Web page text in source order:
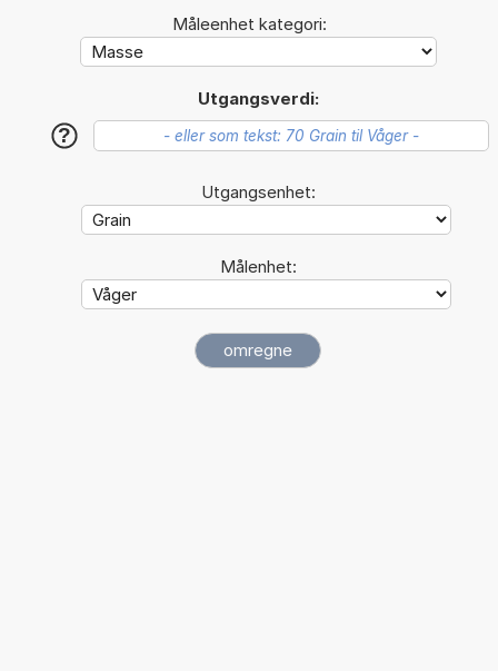
Måleenhet kategori:
Utgangsverdi:
?
Utgangsenhet:
Målenhet: